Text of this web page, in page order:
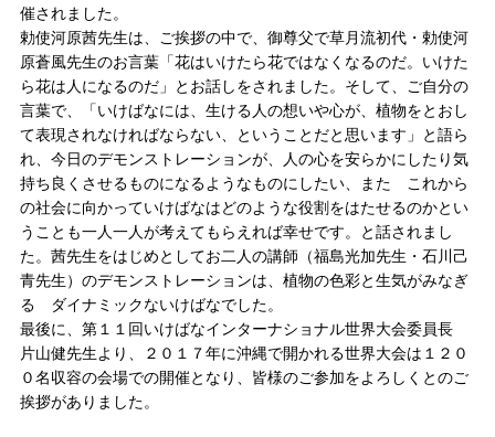
催されました。
勅使河原茜先生は、ご挨拶の中で、御尊父で草月流初代・勅使河
原蒼風先生のお言葉「花はいけたら花ではなくなるのだ。いけた
ら花は人になるのだ」とお話しをされました。そして、ご自分の
言葉で、「いけばなには、生ける人の想いや心が、植物をとおし
て表現されなければならない、ということだと思います」と語ら
れ、今日のデモンストレーションが、人の心を安らかにしたり気
持ち良くさせるものになるようなものにしたい、また これから
の社会に向かっていけばなはどのような役割をはたせるのかとい
うことも一人一人が考えてもらえれば幸せです。と話されまし
た。茜先生をはじめとしてお二人の講師（福島光加先生・石川己
青先生）のデモンストレーションは、植物の色彩と生気がみなぎ
る ダイナミックないけばなでした。
最後に、第１１回いけばなインターナショナル世界大会委員長
片山健先生より、２０１７年に沖縄で開かれる世界大会は１２０
０名収容の会場での開催となり、皆様のご参加をよろしくとのご
挨拶がありました。